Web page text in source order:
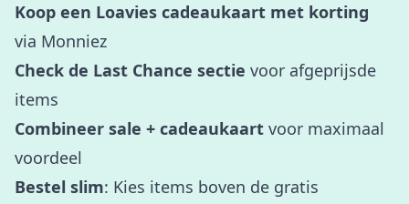
Koop een Loavies cadeaukaart met korting
via Monniez
Check de Last Chance sectie voor afgeprijsde
items
Combineer sale + cadeaukaart voor maximaal
voordeel
Bestel slim: Kies items boven de gratis